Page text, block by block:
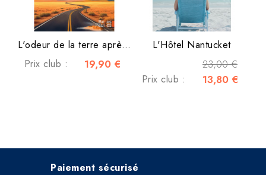
L'odeur de la terre après...
Prix club :
19,90 €
L'Hôtel Nantucket
23,00 €
Prix club : 13,80 €
Paiement sécurisé